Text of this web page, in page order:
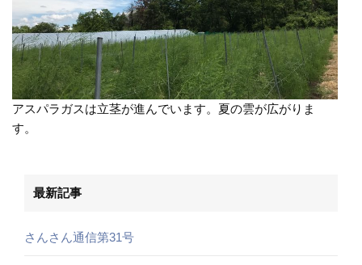
アスパラガスは立茎が進んでいます。夏の雲が広がりま
す。
最新記事
さんさん通信第31号